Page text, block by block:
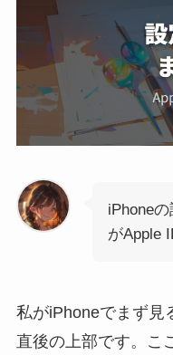
iPhone
がApple
私がiPhoneでまず見
直後の上部です。こ